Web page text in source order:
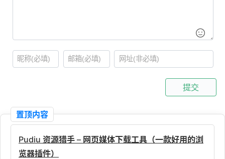
提交
置顶内容
Pudiu 资源猎手 – 网页媒体下载工具（一款好用的浏
览器插件）